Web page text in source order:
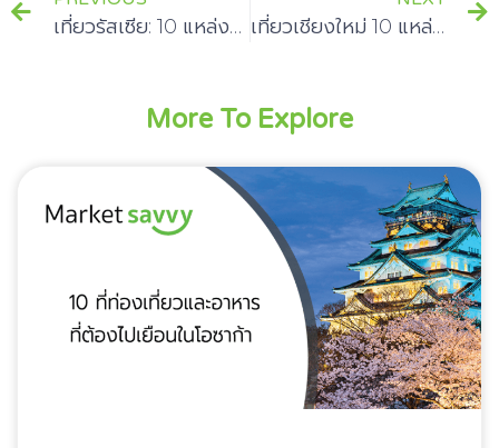
เที่ยวรัสเซีย: 10 แหล่งท่องเที่ยวและอาหารยอดฮิต เที่ยวเชียงใหม่ 10 แหล่งท่องเที่ยวและอาหารอร่อย
More To Explore